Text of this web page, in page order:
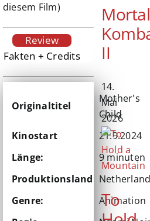
diesem Film)
Review
Fakten + Credits
Originaltitel
Mother's
Child
Kinostart
21.9.2024
Länge:
9 minuten
Produktionsland
Genre:
Animation
Mortal
II
14.
Mai
2026
To